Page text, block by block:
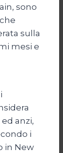
sono
sulla
mesi e
anzi,
i
in New